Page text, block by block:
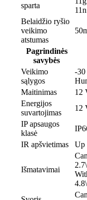
sparta
Belaidžio ryšio
veikimo
atstumas
Pagrindinės
savybės
Veikimo
sąlygos
-30
Maitinimas
12
Energijos
suvartojimas
12
IP apsaugos
klasė
IR apšvietimas
Up
Išmatavimai